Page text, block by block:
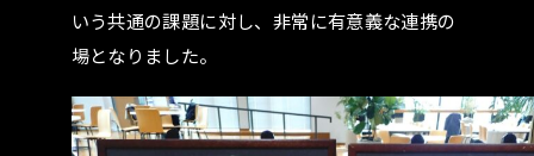
いう共通の課題に対し、非常に有意義な連携の
場となりました。